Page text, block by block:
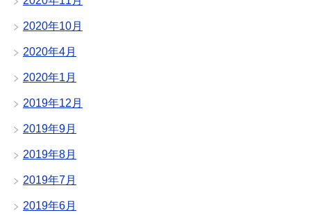
2020年10月
2020年4月
2020年1月
2019年12月
2019年9月
2019年8月
2019年7月
2019年6月